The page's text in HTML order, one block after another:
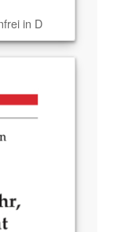
in D